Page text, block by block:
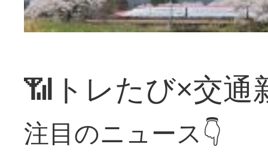
📶トレたび×交通
注目のニュース👇